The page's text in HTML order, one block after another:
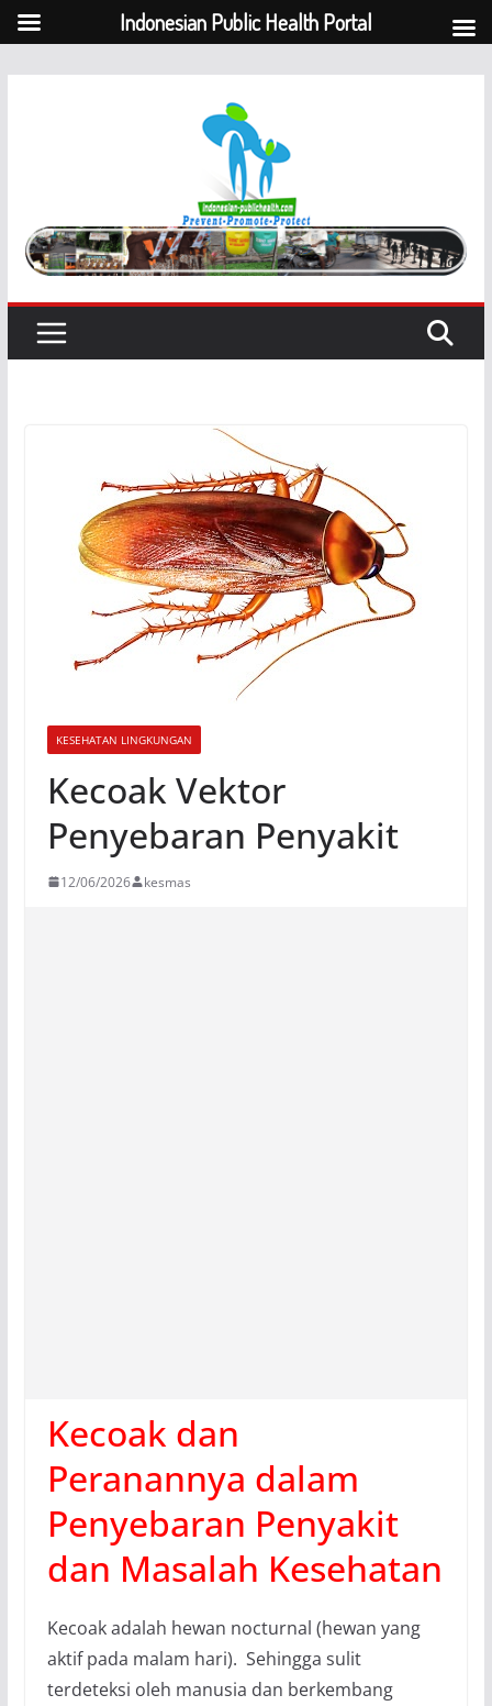
KESEHATAN LINGKUNGAN
Kecoak Vektor
Penyebaran Penyakit
12/06/2026 kesmas
Kecoak dan
Peranannya dalam
Penyebaran Penyakit
dan Masalah Kesehatan
Kecoak adalah hewan nocturnal (hewan yang
aktif pada malam hari). Sehingga sulit
terdeteksi oleh manusia dan berkembang
Indonesian Public Health Portal